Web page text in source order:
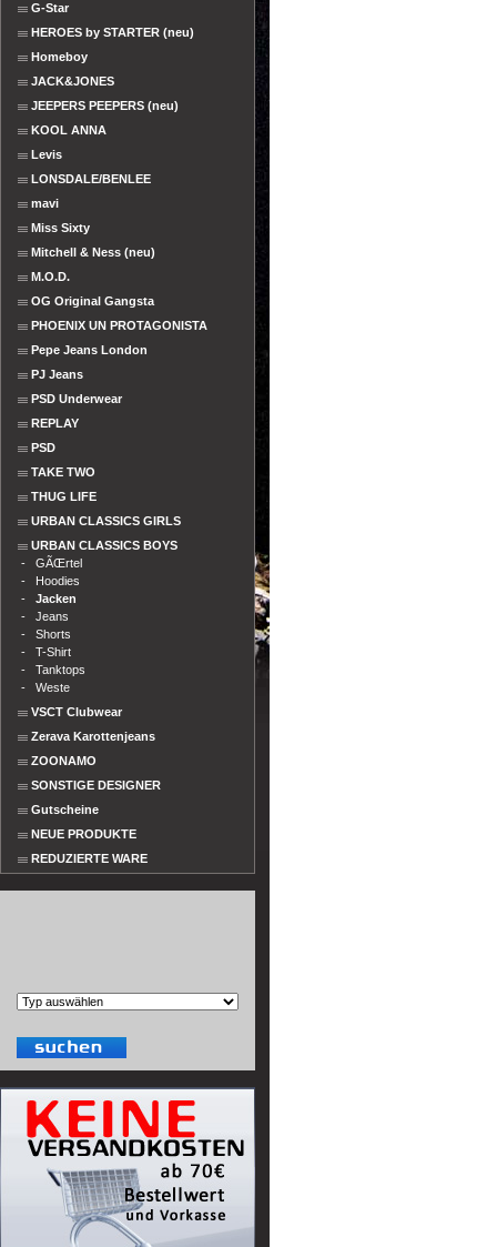
G-Star
HEROES by STARTER (neu)
Homeboy
JACK&JONES
JEEPERS PEEPERS (neu)
KOOL ANNA
Levis
LONSDALE/BENLEE
mavi
Miss Sixty
Mitchell & Ness (neu)
M.O.D.
OG Original Gangsta
PHOENIX UN PROTAGONISTA
Pepe Jeans London
PJ Jeans
PSD Underwear
REPLAY
PSD
TAKE TWO
THUG LIFE
URBAN CLASSICS GIRLS
URBAN CLASSICS BOYS
- GÃŒrtel
- Hoodies
- Jacken
- Jeans
- Shorts
- T-Shirt
- Tanktops
- Weste
VSCT Clubwear
Zerava Karottenjeans
ZOONAMO
SONSTIGE DESIGNER
Gutscheine
NEUE PRODUKTE
REDUZIERTE WARE